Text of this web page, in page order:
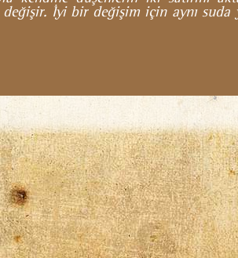
İyi bir değişim için aynı suda